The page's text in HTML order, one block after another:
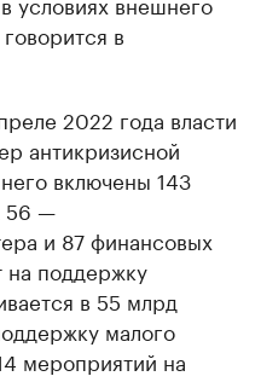
в
2022 года власти
антикризисной
включены 143
56 —
и 87 финансовых
поддержку
в 55 млрд
малого
мероприятий на